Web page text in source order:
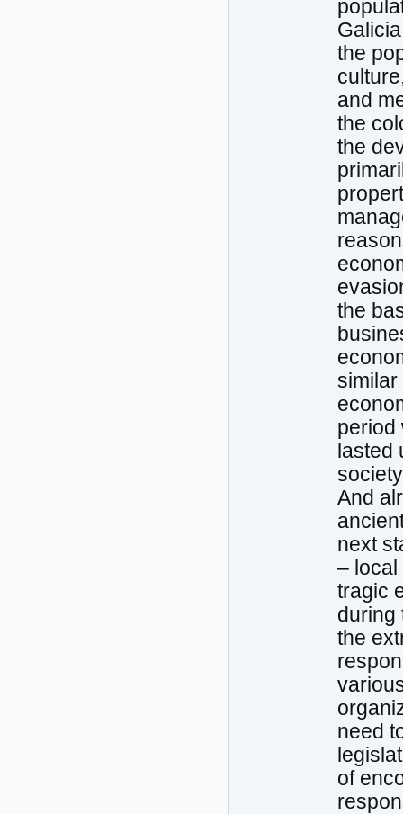
the
and
the
the
the
similar
period
lasted
And
next
– local
tragic
during
the
need
of